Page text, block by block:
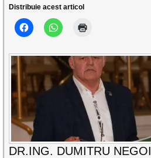
Distribuie acest articol
DR.ING. DUMITRU NEGOI